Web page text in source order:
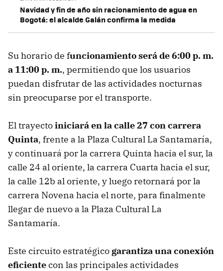
Navidad y fin de año sin racionamiento de agua en
Bogotá: el alcalde Galán confirma la medida
Su horario de funcionamiento será de 6:00 p. m.
a 11:00 p. m., permitiendo que los usuarios
puedan disfrutar de las actividades nocturnas
sin preocuparse por el transporte.
El trayectoiniciará en la calle 27 con carrera
Quinta, frente a la Plaza Cultural La Santamaría,
y continuará por la carrera Quinta hacia el sur, la
calle 24 al oriente, la carrera Cuarta hacia el sur,
la calle 12b al oriente, y luego retornará por la
carrera Novena hacia el norte, para finalmente
llegar de nuevo a la Plaza Cultural La
Santamaría.
Este circuito estratégico garantiza una conexión
eficientecon las principales actividades